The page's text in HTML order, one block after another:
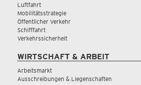
Luftfahrt
Mobilitätsstrategie
Öffentlicher Verkehr
Schifffahrt
Verkehrssicherheit
WIRTSCHAFT & ARBEIT
Arbeitsmarkt
Ausschreibungen & Liegenschaften